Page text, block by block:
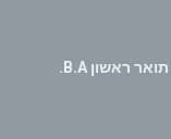
תואר ראשון B.A.